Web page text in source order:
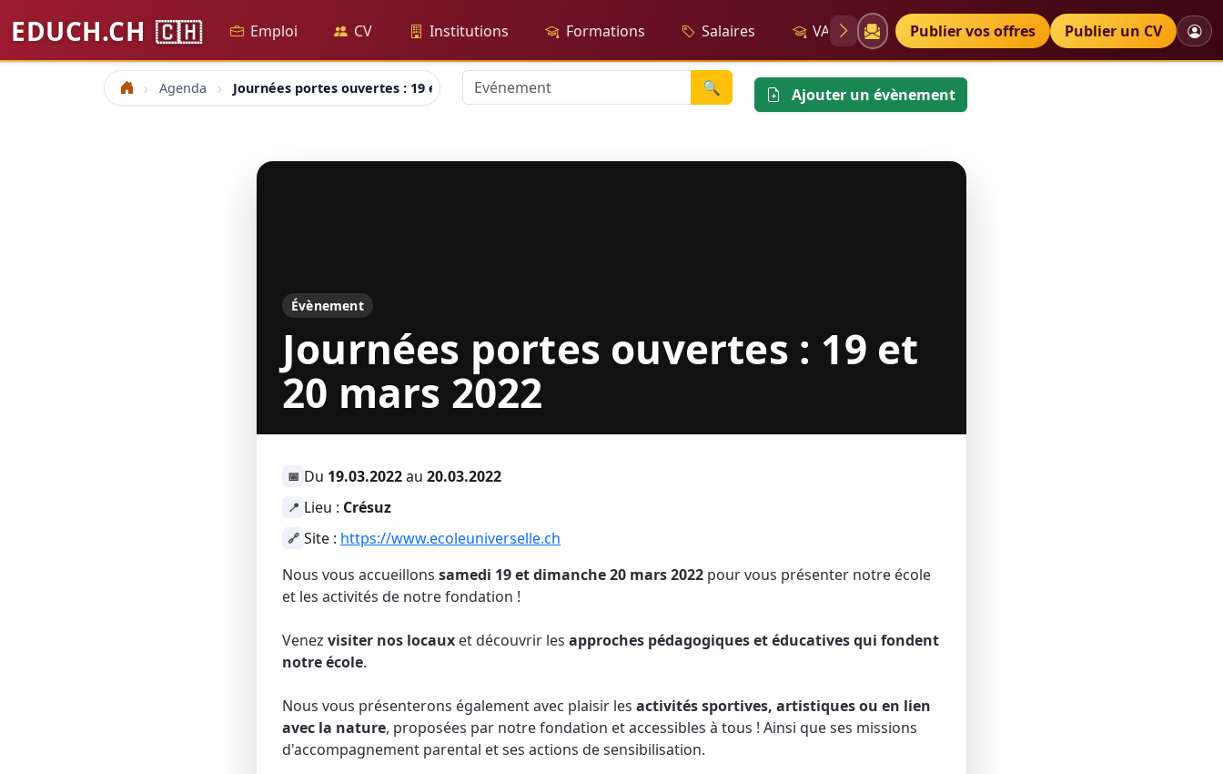
EDUCH.CH 🇨🇭 Emploi CV Institutions Formations Salaires VAE Diplômes Petites annonces
Publier vos offres Publier un CV
Accueil Agenda Journées portes ouvertes : 19 et 20 mars 2022 🔍 Ajouter un évènement
Évènement
Journées portes ouvertes : 19 et
20 mars 2022
📅 Du 19.03.2022au 20.03.2022
📍 Lieu : Crésuz
🔗 Site : https://www.ecoleuniverselle.ch
Nous vous accueillons samedi 19etdimanche20 mars2022 pour vous présenter notre école
et les activités de notre fondation !
Venez visiter nos locaux et découvrir les approches pédagogiquesetéducativesqui fondent
notreécole.
Nous vous présenterons également avec plaisir les activitéssportives, artistiquesou en lien
avec la nature, proposées par notre fondation et accessibles à tous ! Ainsi que ses missions
d'accompagnement parental et ses actions de sensibilisation.